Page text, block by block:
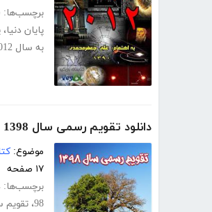
برچسب‌ها:
پایان دنیا،
به سال 2012
دانلود تقویم رسمی سال 1398
موضوع:
۱۷ صفحه
برچسب‌ها:
98، تقویم سال 1398 با